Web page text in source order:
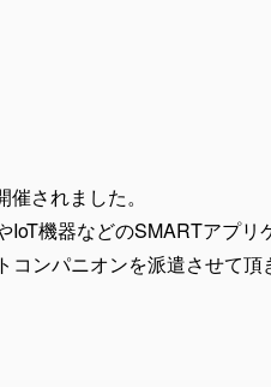
されました。
機器などのSMARTアプ
ンパニオンを派遣させて頂